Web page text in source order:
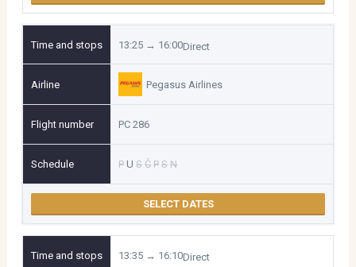
13:25 → 16:00Direct
Pegasus Airlines
PC 286
P U S Č P S N
SELECT DATES
13:35 → 16:10Direct